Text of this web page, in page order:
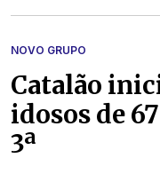
NOVO GRUPO
Catalão
idosos de
3ª